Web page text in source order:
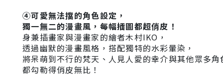
④可愛無法擋的角色設定，
獨一無二的漫畫風，每幅插圖都超俏皮！
身兼插畫家與漫畫家的繪者木村IKO，
透過幽默的漫畫風格， 搭配獨特的水彩暈染，
將呆萌到不行的梵天、人見人愛的幸介與其他眾多角
都勾勒得俏皮無比！